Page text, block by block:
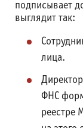
подписывает
выглядит так:
лица.
ФНС
реестре